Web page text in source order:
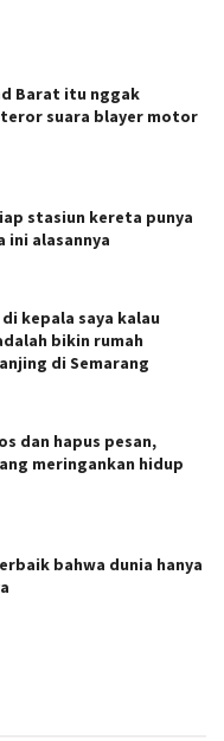
Barat itu nggak
suara blayer motor
stasiun kereta punya
alasannya
kepala saya kalau
bikin rumah
di Semarang
dan hapus pesan,
meringankan hidup
bahwa dunia hanya